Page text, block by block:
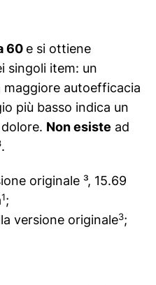
60 e si ottiene
singoli item: un
autoefficacia
più basso indica un
Non esiste ad
.
originale ³, 15.69
1;
versione originale3;